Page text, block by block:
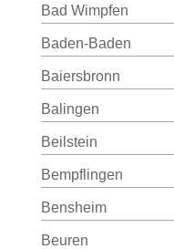
Bad Wimpfen
Baden-Baden
Baiersbronn
Balingen
Beilstein
Bempflingen
Bensheim
Beuren